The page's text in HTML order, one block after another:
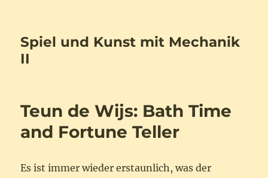
Spiel und Kunst mit Mechanik
II
Teun de Wijs: Bath Time
and Fortune Teller
Es ist immer wieder erstaunlich, was der